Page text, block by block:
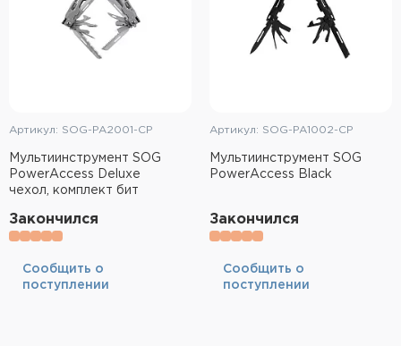
Артикул: SOG-PA2001-CP
Мультиинструмент SOG
PowerAccess Deluxe
чехол, комплект бит
Закончился
Cообщить о
поступлении
Артикул: SOG-PA1002-CP
Мультиинструмент SOG
PowerAccess Black
Закончился
Cообщить о
поступлении